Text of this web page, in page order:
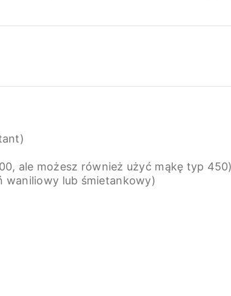
ale możesz również użyć mąkę typ 450)
waniliowy lub śmietankowy)